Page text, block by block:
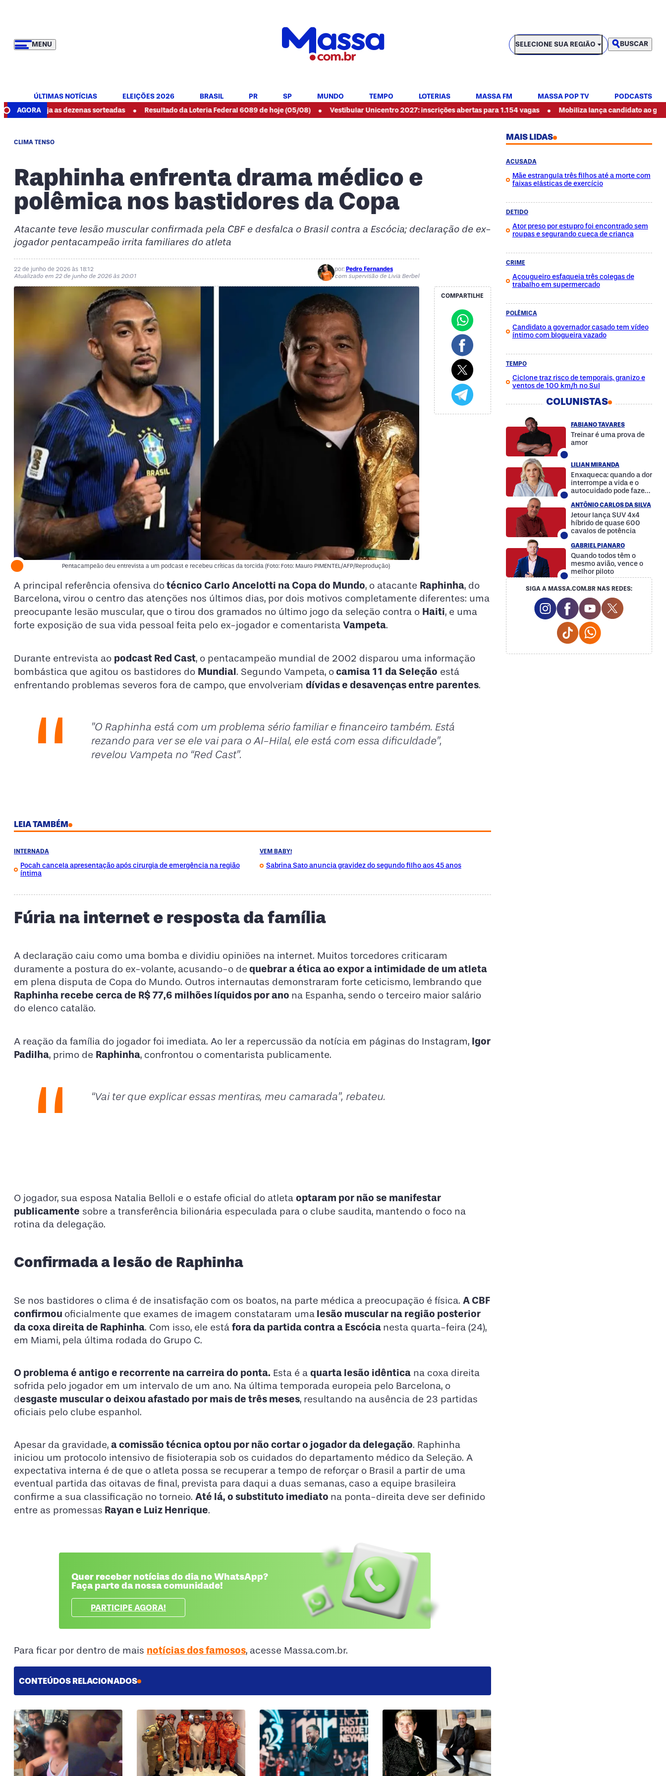
MENU
SELECIONE SUA REGIÃO
SELECIONE SUA REGIÃO BUSCAR
ÚLTIMAS NOTÍCIAS ELEIÇÕES 2026 BRASIL PR SP MUNDO TEMPO LOTERIAS MASSA FM MASSA POP TV
PODCASTS
AGORA
as dezenas sorteadas • Resultado da Loteria Federal 6089 de hoje (05/08) • Vestibular Unicentro 2027: inscrições abertas para 1.154 vagas • Mobiliza lança candidato ao governo do
CLIMA TENSO
Raphinha enfrenta drama médico e
polêmica nos bastidores da Copa
Atacante teve lesão muscular confirmada pela CBF e desfalca o Brasil contra a Escócia; declaração de ex-
jogador pentacampeão irrita familiares do atleta
22 de junho de 2026 às 18:12
Atualizado em 22 de junho de 2026 às 20:01
por: Pedro Fernandes
com supervisão de Livia Berbel
Pentacampeão deu entrevista a um podcast e recebeu críticas da torcida (Foto: Foto: Mauro PIMENTEL/AFP/Reprodução)
COMPARTILHE
A principal referência ofensiva dotécnico Carlo Ancelotti na Copa do Mundo, o atacante Raphinha, do
Barcelona, virou o centro das atenções nos últimos dias, por dois motivos completamente diferentes: uma
preocupante lesão muscular, que o tirou dos gramados no último jogo da seleção contra o Haiti, e uma
forte exposição de sua vida pessoal feita pelo ex-jogador e comentarista Vampeta.
Durante entrevista ao podcast Red Cast, o pentacampeão mundial de 2002 disparou uma informação
bombástica que agitou os bastidores do Mundial. Segundo Vampeta, ocamisa 11 da Seleção está
enfrentando problemas severos fora de campo, que envolveriam dívidas e desavenças entre parentes.
​”O Raphinha está com um problema sério familiar e financeiro também. Está
rezando para ver se ele vai para o Al-Hilal, ele está com essa dificuldade”,
revelou Vampeta no “Red Cast”.
LEIA TAMBÉM
INTERNADA
Pocah cancela apresentação após cirurgia de emergência na região
íntima
VEM BABY!
Sabrina Sato anuncia gravidez do segundo filho aos 45 anos
​Fúria na internet e resposta da família
​A declaração caiu como uma bomba e dividiu opiniões na internet. Muitos torcedores criticaram
duramente a postura do ex-volante, acusando-o de quebrar a ética ao expor a intimidade de um atleta
em plena disputa de Copa do Mundo. Outros internautas demonstraram forte ceticismo, lembrando que
Raphinha recebe cerca de R$ 77,6 milhões líquidos por ano na Espanha, sendo o terceiro maior salário
do elenco catalão.
A reação da família do jogador foi imediata. Ao ler a repercussão da notícia em páginas do Instagram, Igor
Padilha, primo de Raphinha, confrontou o comentarista publicamente.
“Vai ter que explicar essas mentiras, meu camarada”, rebateu.
O jogador, sua esposa Natalia Belloli e o estafe oficial do atleta optaram por não se manifestar
publicamente sobre a transferência bilionária especulada para o clube saudita, mantendo o foco na
rotina da delegação.
​Confirmada a lesão de Raphinha
Se nos bastidores o clima é de insatisfação com os boatos, na parte médica a preocupação é física. A CBF
confirmou oficialmente que exames de imagem constataram uma lesão muscular na região posterior
da coxa direita de Raphinha. Com isso, ele está fora da partida contra a Escócia nesta quarta-feira (24),
em Miami, pela última rodada do Grupo C.
O problema é antigo e recorrente na carreira do ponta. Esta é a quarta lesão idêntica na coxa direita
sofrida pelo jogador em um intervalo de um ano. Na última temporada europeia pelo Barcelona, o
desgaste muscular o deixou afastado por mais de três meses, resultando na ausência de 23 partidas
oficiais pelo clube espanhol.
Apesar da gravidade, a comissão técnica optou por não cortar o jogador da delegação. Raphinha
iniciou um protocolo intensivo de fisioterapia sob os cuidados do departamento médico da Seleção. A
expectativa interna é de que o atleta possa se recuperar a tempo de reforçar o Brasil a partir de uma
eventual partida das oitavas de final, prevista para daqui a duas semanas, caso a equipe brasileira
confirme a sua classificação no torneio. Até lá, o substituto imediato na ponta-direita deve ser definido
entre as promessas Rayan e Luiz Henrique.
Quer receber notícias do dia no WhatsApp?
Faça parte da nossa comunidade!
PARTICIPE AGORA!
Para ficar por dentro de mais notícias dos famosos, acesse Massa.com.br.
CONTEÚDOS RELACIONADOS
MAIS LIDAS
ACUSADA
Mãe estrangula três filhos até a morte com
faixas elásticas de exercício
DETIDO
Ator preso por estupro foi encontrado sem
roupas e segurando cueca de criança
CRIME
Açougueiro esfaqueia três colegas de
trabalho em supermercado
POLÊMICA
Candidato a governador casado tem vídeo
íntimo com blogueira vazado
TEMPO
Ciclone traz risco de temporais, granizo e
ventos de 100 km/h no Sul
COLUNISTAS
FABIANO TAVARES
Treinar é uma prova de
amor
LILIAN MIRANDA
Enxaqueca: quando a dor
interrompe a vida e o
autocuidado pode fazer
ANTÔNIO CARLOS DA SILVA
Jetour lança SUV 4x4
híbrido de quase 600
cavalos de potência
GABRIEL PIANARO
Quando todos têm o
mesmo avião, vence o
melhor piloto
SIGA A MASSA.COM.BR NAS REDES:
Instagram Social Media
Facebook Social Media
Youtube Social
Twitter
Tiktok Social Media
Whatsapp